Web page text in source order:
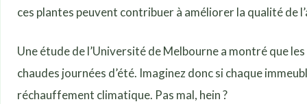
ces plantes peuvent contribuer à améliorer la qualité de
Une étude de l’Université de Melbourne a montré que
chaudes journées d’été. Imaginez donc si chaque
réchauffement climatique. Pas mal, hein ?